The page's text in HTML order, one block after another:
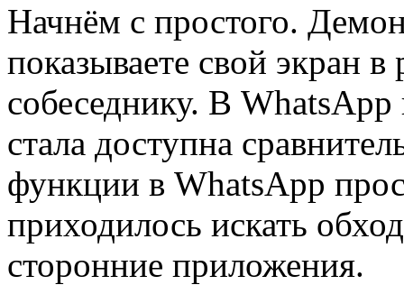
Начнём с простого.
показываете свой экран
собеседнику. В
стала доступна
функции в WhatsApp
приходилось искать
сторонние приложения.